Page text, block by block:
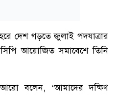
দেশ গড়তে জুলাই পদযাত্রার
আয়োজিত সমাবেশে তিনি
বলেন, ‘আমাদের দক্ষিণ